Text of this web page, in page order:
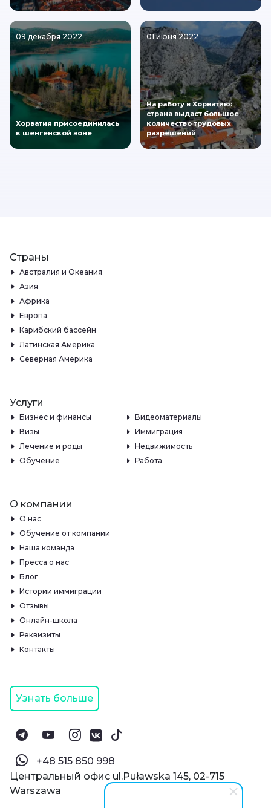
09 декабря 2022
Хорватия присоединилась
к шенгенской зоне
01 июня 2022
На работу в Хорватию:
страна выдаст большое
количество трудовых
разрешений
Страны
Австралия и Океания
Азия
Африка
Европа
Карибский бассейн
Латинская Америка
Северная Америка
Услуги
Бизнес и финансы
Видеоматериалы
Визы
Иммиграция
Лечение и роды
Недвижимость
Обучение
Работа
О компании
О нас
Обучение от компании
Наша команда
Пресса о нас
Блог
Истории иммиграции
Отзывы
Онлайн-школа
Реквизиты
Контакты
Узнать больше
‪+48 515 850 998‬
Центральный офис ul.Puławska 145, 02-715
Warszawa